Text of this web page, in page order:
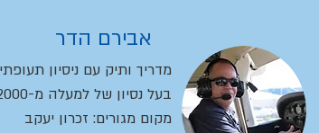
אבירם הדר
מדריך ותיק עם ניסיון
בעל נסיון של למעלה מ-2000 שעות טיסה
מקום מגורים: זכרון יעקב​